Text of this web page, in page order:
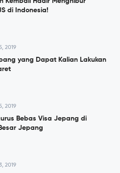
di Indonesia!
2019
yang Dapat Kalian Lakukan
2019
Bebas Visa Jepang di
Jepang
2019